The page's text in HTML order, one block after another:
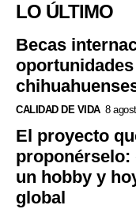
LO ÚLTIMO
Becas
CALIDAD DE VIDA 8
El proyecto
un hobby y
global